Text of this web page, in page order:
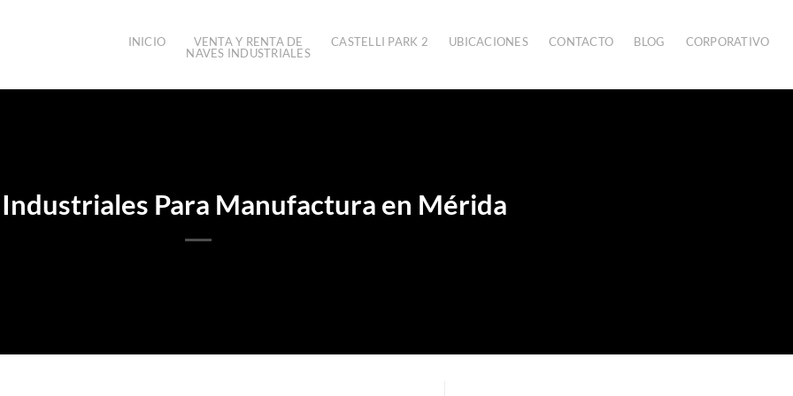
INICIO
VENTA Y RENTA DE
NAVES INDUSTRIALES
CASTELLI PARK 2 UBICACIONES CONTACTO BLOG CORPORATIVO
Industriales Para Manufactura en Mérida